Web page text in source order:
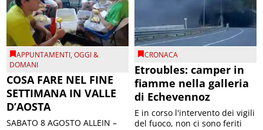
APPUNTAMENTI,OGGI &
DOMANI
COSA FARE NEL FINE
SETTIMANA IN VALLE
D’AOSTA
SABATO 8 AGOSTO ALLEIN –
CRONACA
Etroubles: camper in
fiamme nella galleria
di Echevennoz
E in corso l'intervento dei vigili
del fuoco, non ci sono feriti